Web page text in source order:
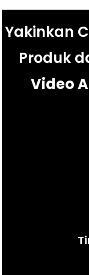
Yakinkan
Produk
Video